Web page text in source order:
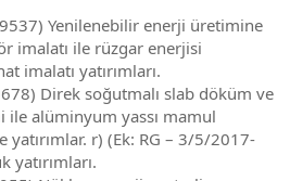
Yenilenebilir enerji üretimine
imalatı ile rüzgar enerjisi
imalatı yatırımları.
Direk soğutmalı slab döküm ve
ile alüminyum yassı mamul
r) (Ek: RG – 3/5/2017-
yatırımları.